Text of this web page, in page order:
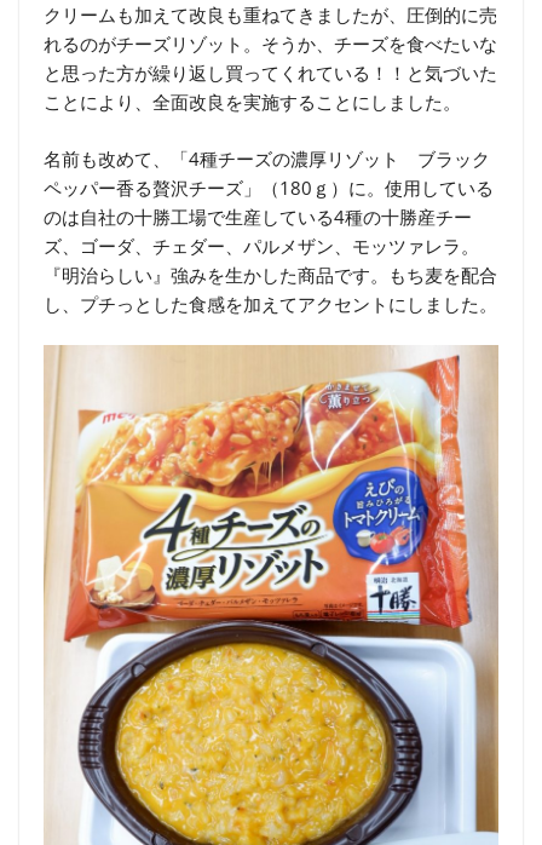
クリームも加えて改良も重ねてきましたが、圧倒的に売
れるのがチーズリゾット。そうか、チーズを食べたいな
と思った方が繰り返し買ってくれている！！と気づいた
ことにより、全面改良を実施することにしました。
名前も改めて、「4種チーズの濃厚リゾット ブラック
ペッパー香る贅沢チーズ」（180ｇ）に。使用している
のは自社の十勝工場で生産している4種の十勝産チー
ズ、ゴーダ、チェダー、パルメザン、モッツァレラ。
『明治らしい』強みを生かした商品です。もち麦を配合
し、プチっとした食感を加えてアクセントにしました。